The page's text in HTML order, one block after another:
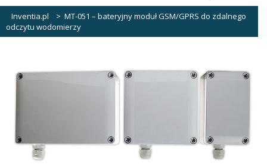
Inventia.pl > MT-051 – bateryjny moduł GSM/GPRS do zdalnego
odczytu wodomierzy